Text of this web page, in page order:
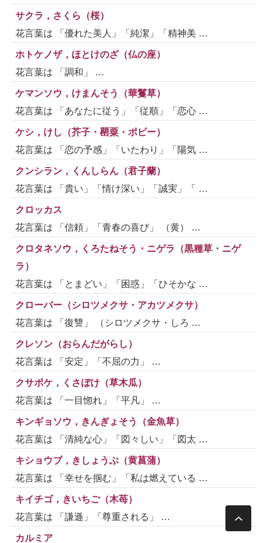
サクラ，さくら（桜）
花言葉は 「優れた美人」「純潔」「精神美 …
ホトケノザ，ほとけのざ（仏の座）
花言葉は 「調和」 …
ケマンソウ，けまんそう（華鬘草）
花言葉は 「あなたに従う」「従順」「恋心 …
ケシ，けし（芥子・罌粟・ポピー）
花言葉は 「恋の予感」「いたわり」「陽気 …
クンシラン，くんしらん（君子蘭）
花言葉は 「貴い」「情け深い」「誠実」「 …
クロッカス
花言葉は 「信頼」「青春の喜び」 （黄） …
クロタネソウ，くろたねそう・ニゲラ（黒種草・ニゲ
ラ）
花言葉は 「とまどい」「困惑」「ひそかな …
クローバー（シロツメクサ・アカツメクサ）
花言葉は 「復讐」 （シロツメクサ・しろ …
クレソン（おらんだがらし）
花言葉は 「安定」「不屈の力」 …
クサボケ，くさぼけ（草木瓜）
花言葉は 「一目惚れ」「平凡」 …
キンギョソウ，きんぎょそう（金魚草）
花言葉は 「清純な心」「図々しい」「図太 …
キショウブ，きしょうぶ（黄菖蒲）
花言葉は 「幸せを掴む」「私は燃えている …
キイチゴ，きいちご（木苺）
花言葉は 「謙遜」「尊重される」 …
カルミア